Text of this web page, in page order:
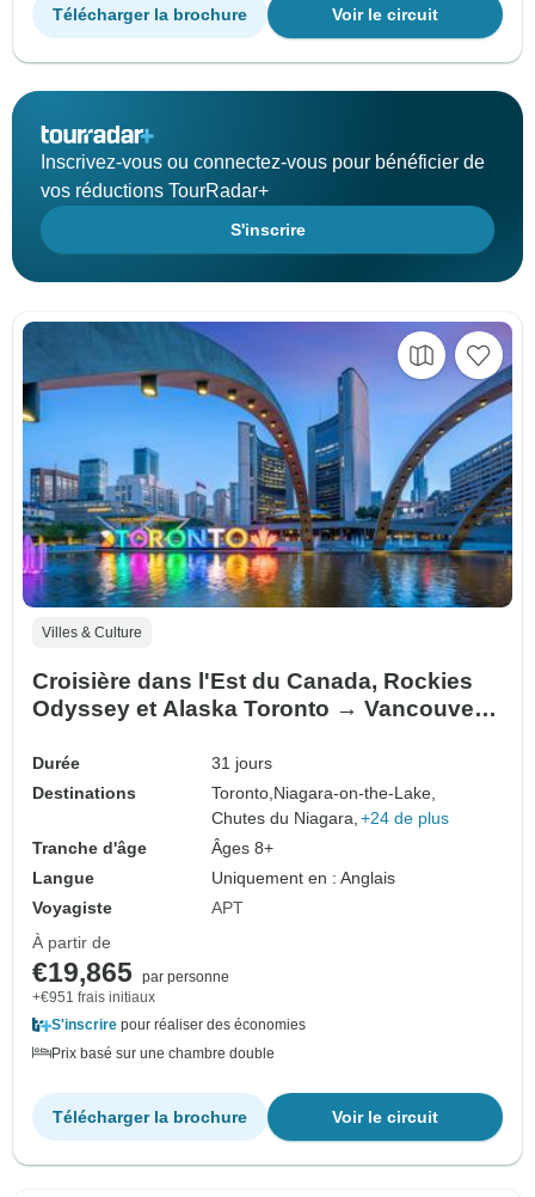
Voir le circuit
Télécharger la brochure
Inscrivez-vous ou connectez-vous pour bénéficier de
vos réductions TourRadar+
S'inscrire
Villes & Culture
Croisière dans l'Est du Canada, Rockies
Odyssey et Alaska Toronto → Vancouver
Durée
31 jours
Destinations
Toronto,Niagara-on-the-Lake,
Chutes du Niagara, +24 de plus
Tranche d'âge
Âges 8+
Langue
Uniquement en : Anglais
Voyagiste
APT
À partir de
€19,865 par personne
+€951 frais initiaux
S'inscrire pour réaliser des économies
Prix basé sur une chambre double
Voir le circuit
Télécharger la brochure